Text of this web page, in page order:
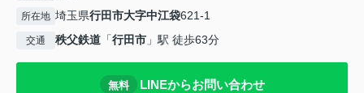
所在地 埼玉県行田市大字中江袋621-1
交通 秩父鉄道 「行田市 」駅 徒歩63分
無料 LINEからお問い合わせ